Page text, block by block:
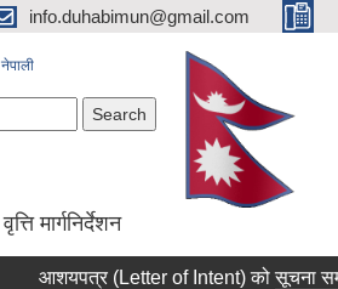
info.duhabimun@gmail.com
नेपाली
वृत्ति मार्गनिर्देशन
आशयपत्र (Letter of Intent) को सूचना